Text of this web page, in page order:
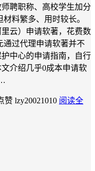
聘职称、高校学生加分
料繁多、用时较长。
云）申请软著，花费数
通过代理申请软著并不
中心的申请指南，自行
介绍几乎0成本申请软
赞 lzy20021010 阅读全